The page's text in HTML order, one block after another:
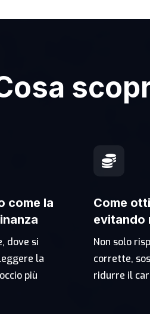
come la
dove si
la
più

Come
evitando
Non solo
corrette,
ridurre il